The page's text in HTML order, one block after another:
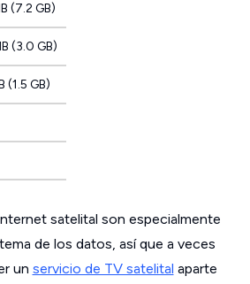
(7.2 GB)
(3.0 GB)
(1.5 GB)
satelital son especialmente
de los datos, así que a veces
un servicio de TV satelital aparte